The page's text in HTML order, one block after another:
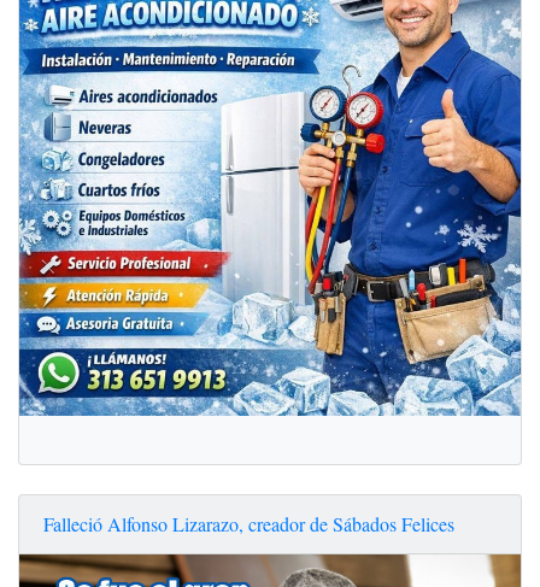
Falleció Alfonso Lizarazo, creador de Sábados Felices